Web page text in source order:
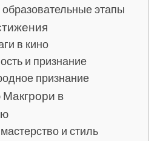
этапы
в кино
и признание
признание
в
и стиль